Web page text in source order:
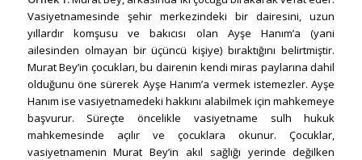
Vasiyetnamesinde şehir merkezindeki bir dairesini, uzun
yıllardır komşusu ve bakıcısı olan Ayşe Hanım’a (yani
ailesinden olmayan bir üçüncü kişiye) bıraktığını belirtmiştir.
Murat Bey’in çocukları, bu dairenin kendi miras paylarına dahil
olduğunu öne sürerek Ayşe Hanım’a vermek istemezler. Ayşe
Hanım ise vasiyetnamedeki hakkını alabilmek için mahkemeye
başvurur. Süreçte öncelikle vasiyetname sulh hukuk
mahkemesinde açılır ve çocuklara okunur. Çocuklar,
vasiyetnamenin Murat Bey’in akıl sağlığı yerinde değilken